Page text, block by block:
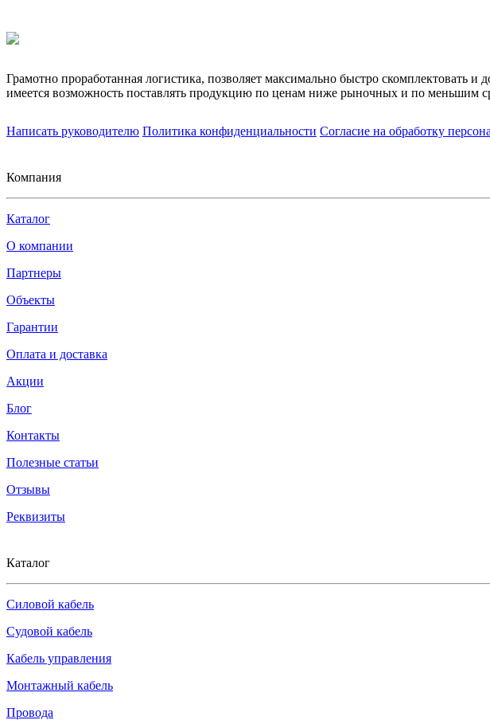
Грамотно проработанная логистика, позволяет максимально быстро скомплектовать
имеется возможность поставлять продукцию по ценам ниже рыночных и по меньшим
Написать руководителю Политика конфиденциальности Согласие на обработку
Компания
Каталог
О компании
Партнеры
Объекты
Гарантии
Оплата и доставка
Акции
Блог
Контакты
Полезные статьи
Отзывы
Реквизиты
Каталог
Силовой кабель
Судовой кабель
Кабель управления
Монтажный кабель
Провода